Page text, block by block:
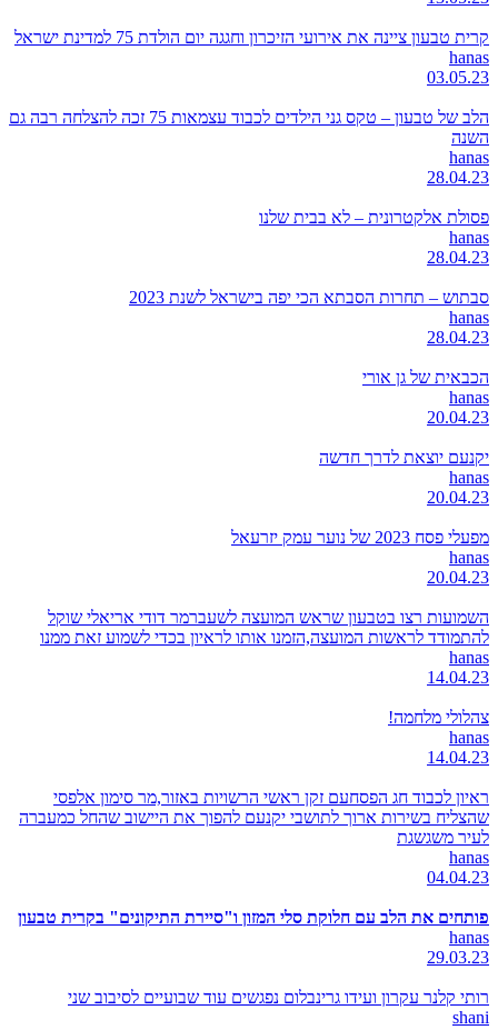
קרית טבעון ציינה את אירועי הזיכרון וחגגה יום הולדת 75 למדינת ישראל
hanas
03.05.23
הלב של טבעון – טקס גני הילדים לכבוד עצמאות 75 זכה להצלחה רבה גם
השנה
hanas
28.04.23
פסולת אלקטרונית – לא בבית שלנו
hanas
28.04.23
סבתוש – תחרות הסבתא הכי יפה בישראל לשנת 2023
hanas
28.04.23
הכבאית של גן אורי
hanas
20.04.23
יקנעם יוצאת לדרך חדשה
hanas
20.04.23
מפעלי פסח 2023 של נוער עמק יזרעאל
hanas
20.04.23
השמועות רצו בטבעון שראש המועצה לשעברמר דודי אריאלי שוקל
להתמודד לראשות המועצה,הזמנו אותו לראיון בכדי לשמוע זאת ממנו
hanas
14.04.23
צהלולי מלחמה!
hanas
14.04.23
ראיון לכבוד חג הפסחעם זקן ראשי הרשויות באזור,מר סימון אלפסי
שהצליח בשירות ארוך לתושבי יקנעם להפוך את היישוב שהחל כמעברה
לעיר משגשגת
hanas
04.04.23
פותחים את הלב עם חלוקת סלי המזון ו"סיירת התיקונים" בקרית טבעון
hanas
29.03.23
רותי קלנר עקרון ועידו גרינבלום נפגשים עוד שבועיים לסיבוב שני
shani